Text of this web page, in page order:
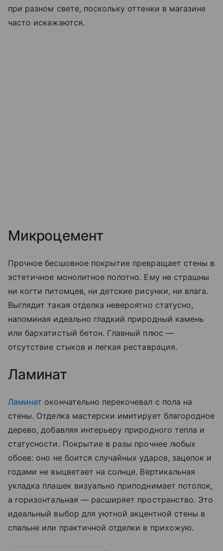
при разном свете, поскольку оттенки в магазине
часто искажаются.
Микроцемент
Прочное бесшовное покрытие превращает стены в
эстетичное монолитное полотно. Ему не страшны
ни когти питомцев, ни детские рисунки, ни влага.
Выглядит такая отделка невероятно статусно,
напоминая идеально гладкий природный камень
или бархатистый бетон. Главный плюс —
отсутствие стыков и легкая реставрация.
Ламинат
Ламинат окончательно перекочевал с пола на
стены. Отделка мастерски имитирует благородное
дерево, добавляя интерьеру природного тепла и
статусности. Покрытие в разы прочнее любых
обоев: оно не боится случайных ударов, зацепок и
годами не выцветает на солнце. Вертикальная
укладка плашек визуально приподнимает потолок,
а горизонтальная — расширяет пространство. Это
идеальный выбор для уютной акцентной стены в
спальне или практичной отделки в прихожую.